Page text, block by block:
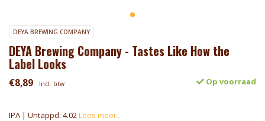
DEYA BREWING COMPANY
DEYA Brewing Company - Tastes Like How the
Label Looks
€8,89 Incl. btw Op voorraad
IPA | Untappd: 4.02Lees meer..